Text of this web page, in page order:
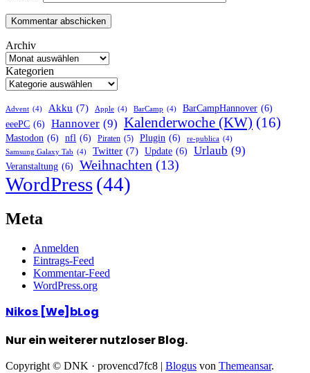
Archiv
Kategorien
Advent (4) Akku (7) Apple (4) BarCamp (4) BarCampHannover (6)
eeePC (6) Hannover (9) Kalenderwoche (KW) (16)
Mastodon (6) nfl (6) Piraten (5) Plugin (6) re-publica (4)
Samsung Galaxy Tab (4) Twitter (7) Update (6) Urlaub (9)
Veranstaltung (6) Weihnachten (13)
WordPress(44)
Meta
Anmelden
Eintrags-Feed
Kommentar-Feed
WordPress.org
Nikos [We]bLog
Nur ein weiterer nutzloser Blog.
Copyright © DNK · provencd7fc8 | Blogus von Themeansar.